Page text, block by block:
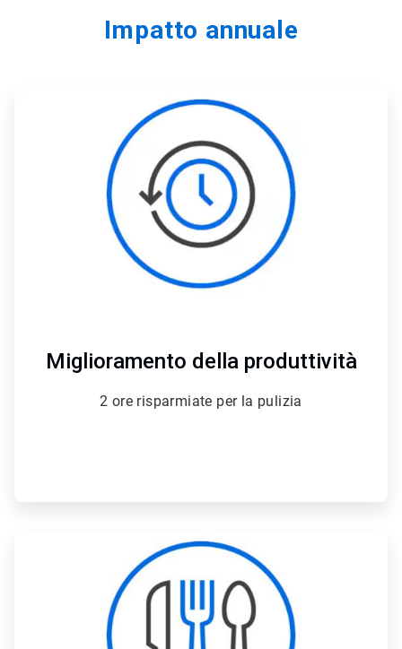
Impatto annuale
ArticleTile
4
Miglioramento della produttività
2 ore risparmiate per la pulizia
ArticleTile